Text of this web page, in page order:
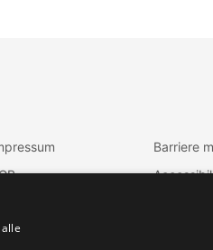
widerrufen
Barriere